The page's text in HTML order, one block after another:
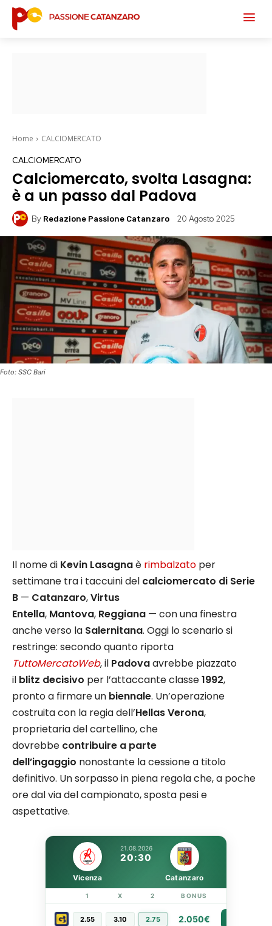
Home CALCIOMERCATO
CALCIOMERCATO
Calciomercato, svolta Lasagna:
è a un passo dal Padova
By Redazione Passione Catanzaro 20 Agosto 2025
Foto: SSC Bari
Il nome di Kevin Lasagnaè rimbalzato per
settimane tra i taccuini del calciomercato di Serie
B — Catanzaro,Virtus
Entella, Mantova, Reggiana — con una finestra
anche verso la Salernitana. Oggi lo scenario si
restringe: secondo quanto riporta
TuttoMercatoWeb, il Padovaavrebbe piazzato
il blitz decisivo per l’attaccante classe1992,
pronto a firmare un biennale. Un’operazione
costruita con la regia dell’Hellas Verona,
proprietaria del cartellino, che
dovrebbe contribuire a parte
dell’ingaggio nonostante la cessione a titolo
definitivo. Un sorpasso in piena regola che, a poche
ore dal via del campionato, sposta pesi e
aspettative.
21.08.2026
20:30
Vicenza Catanzaro
1 X 2 BONUS
2.55 3.10 2.75 2.050€